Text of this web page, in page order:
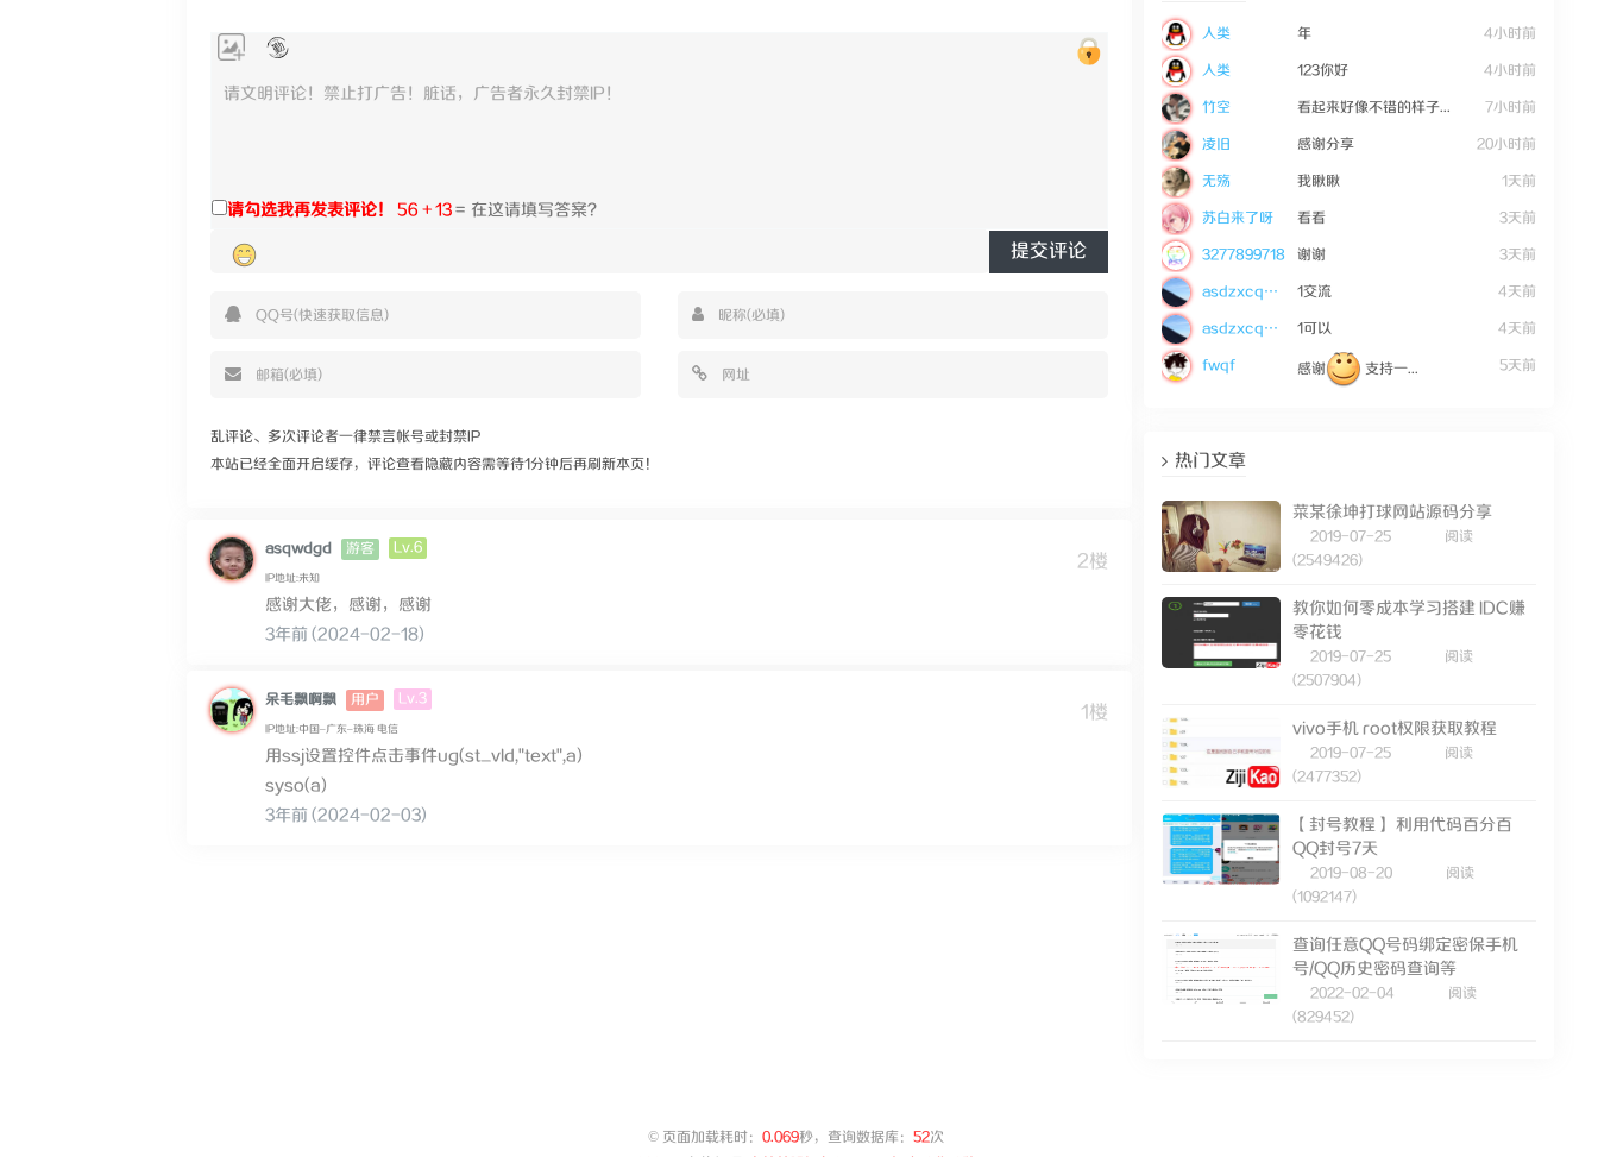
请勾选我再发表评论！ 56 + 13=
提交评论
乱评论、多次评论者一律禁言帐号或封禁IP
本站已经全面开启缓存，评论查看隐藏内容需等待1分钟后再刷新本页！
2楼
asqwdgd 游客 Lv.6
IP地址:未知
感谢大佬，感谢，感谢
3年前 (2024-02-18)
1楼
呆毛飘啊飘 用户 Lv.3
IP地址:中国–广东–珠海 电信
用ssj设置控件点击事件ug(st_vId,"text",a)
syso(a)
3年前 (2024-02-03)
4小时前
人类 年
4小时前
人类 123你好
7小时前
竹空 看起来好像不错的样子...
20小时前
凌旧 感谢分享
1天前
无殇 我瞅瞅
3天前
苏白来了呀 看看
3天前
3277899718 谢谢
4天前
asdzxcqwe123 1交流
4天前
asdzxcqwe123 1可以
5天前
fwqf 感谢 支持一...
热门文章
菜某徐坤打球网站源码分享
2019-07-25
阅读
(2549426)
教你如何零成本学习搭建 IDC赚
零花钱
2019-07-25
阅读
(2507904)
vivo手机 root权限获取教程
2019-07-25
阅读
(2477352)
【封号教程】 利用代码百分百
QQ封号7天
2019-08-20
阅读
(1092147)
查询任意QQ号码绑定密保手机
号/QQ历史密码查询等
2022-02-04
阅读
(829452)
© 页面加载耗时： 0.069秒，查询数据库： 52次